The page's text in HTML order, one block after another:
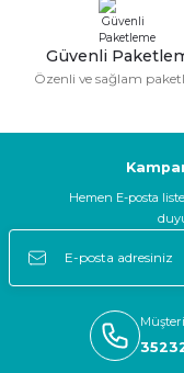
Güvenli
Özenli ve sağlam
Hemen E-posta